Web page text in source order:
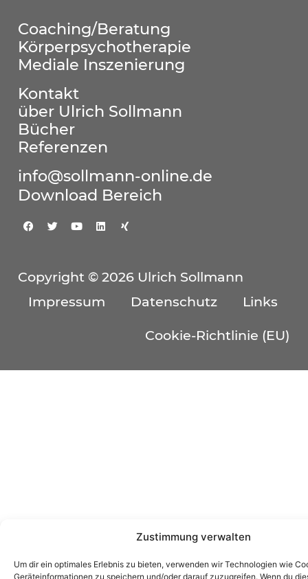
Zustimmung verwalten
Um dir ein optimales Erlebnis zu bieten, verwenden wir Technologien wie
Geräteinformationen zu speichern und/oder darauf zuzugreifen. Wenn du
Coaching/Beratung
Körperpsychotherapie
Mediale Inszenierung
Kontakt
über Ulrich Sollmann
Bücher
Referenzen
info@sollmann-online.de
Download Bereich
Copyright © 2026 Ulrich Sollmann
Impressum
Datenschutz Links
Cookie-Richtlinie (EU)